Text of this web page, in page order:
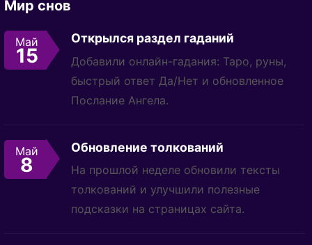
Мир снов
Май
15
Открылся раздел гаданий
Добавили онлайн-гадания: Таро, руны,
быстрый ответ Да/Нет и обновленное
Послание Ангела.
Май
8
Обновление толкований
На прошлой неделе обновили тексты
толкований и улучшили полезные
подсказки на страницах сайта.